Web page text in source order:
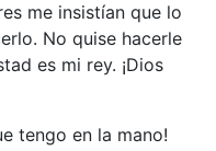
me insistían que lo
No quise hacerle
es mi rey. ¡Dios
tengo en la mano!